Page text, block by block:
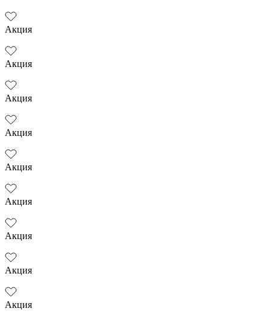
Акция
Акция
Акция
Акция
Акция
Акция
Акция
Акция
Акция